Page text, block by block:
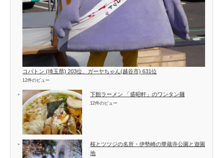
コバトン (埼玉県) 203位、ガーヤちゃん(越谷市) 631位
12件のビュー
下館ラーメン 「盛昭軒」のワンタン麺
12件のビュー
桜とツツジの名所・伊勢崎の華蔵寺公園と遊園
地